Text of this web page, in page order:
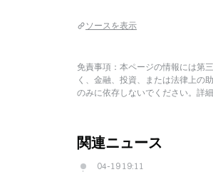
ソースを表示
免責事項：本ページの情報には第
く、金融、投資、または法律上の
のみに依存しないでください。詳細
関連ニュース
04-19 19:11